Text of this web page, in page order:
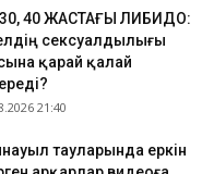
30, 40 ЖАСТАҒЫ ЛИБИДО:
сексуалдылығы
қарай қалай
21:40
тауларында еркін